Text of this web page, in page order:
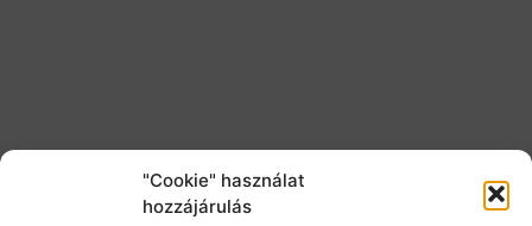
"Cookie" használat
hozzájárulás